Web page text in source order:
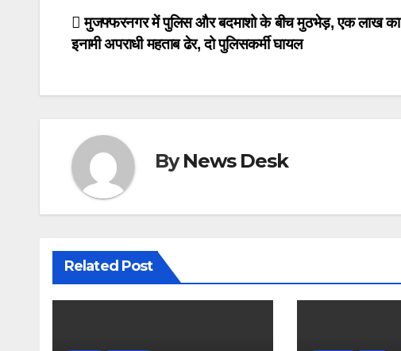
e
b
o
o
d
n
e
Post
navigation
मुजफ्फरनगर में पुलिस और बदमाशो के बीच मुठभेड़, एक लाख का
इनामी अपराधी महताब ढेर, दो पुलिसकर्मी घायल
ByNews Desk
Related Post